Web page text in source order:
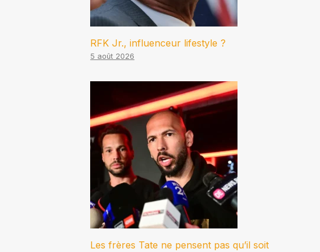
RFK Jr., influenceur lifestyle ?
5 août 2026
Les frères Tate ne pensent pas qu’il soit